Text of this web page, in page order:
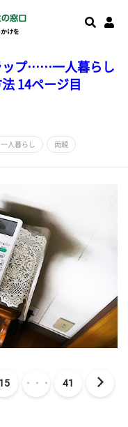
ップ……一人暮らし
14ページ目
一人暮らし 両親
15 ・・・ 41